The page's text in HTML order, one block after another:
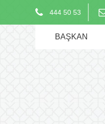
444 50 53
BAŞKAN